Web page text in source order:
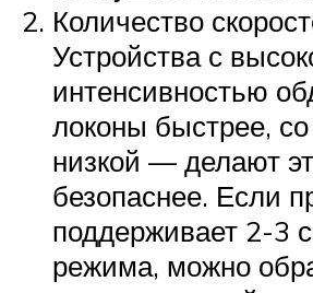
Количество
Устройства с
интенсивностью
локоны быстрее,
низкой — делают
безопаснее. Если
поддерживает 2-3
режима, можно